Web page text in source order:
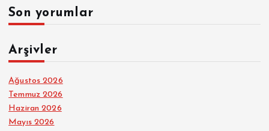
Son yorumlar
Arşivler
Ağustos 2026
Temmuz 2026
Haziran 2026
Mayıs 2026